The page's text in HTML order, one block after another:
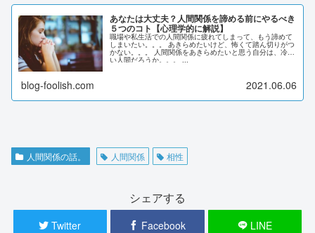
あなたは大丈夫？人間関係を諦める前にやるべき
５つのコト【心理学的に解説】
職場や私生活での人間関係に疲れてしまって、もう諦めて
しまいたい。。。 あきらめたいけど、怖くて踏ん切りがつ
かない。。。 人間関係をあきらめたいと思う自分は、冷た
い人間だろうか。。。 ...
blog-foolish.com 2021.06.06
人間関係の話。 人間関係 相性
シェアする
Twitter Facebook LINE